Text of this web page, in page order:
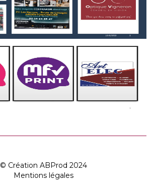
© Création ABProd 2024
Mentions légales